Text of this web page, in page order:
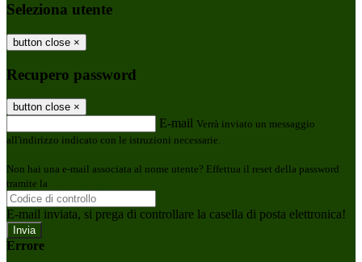
Seleziona utente
button close ×
Recupero password
button close ×
E-mail Verrà inviato un messaggio
all'indirizzo indicato con le istruzioni necessarie.
Non hai una e-mail associata al nome utente? Effettua il reset della password
tramite la
E-mail inviata, si prega di controllare la casella di posta elettronica!
Errore